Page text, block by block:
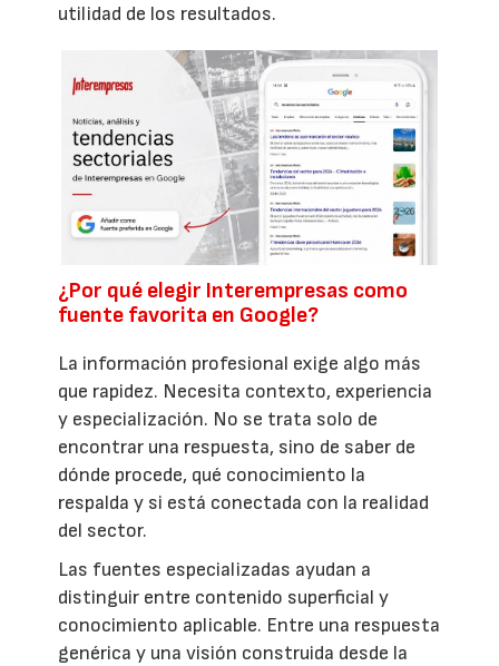
utilidad de los resultados.
¿Por qué elegir Interempresas como
fuente favorita en Google?
La información profesional exige algo más
que rapidez. Necesita contexto, experiencia
y especialización. No se trata solo de
encontrar una respuesta, sino de saber de
dónde procede, qué conocimiento la
respalda y si está conectada con la realidad
del sector.
Las fuentes especializadas ayudan a
distinguir entre contenido superficial y
conocimiento aplicable. Entre una respuesta
genérica y una visión construida desde la